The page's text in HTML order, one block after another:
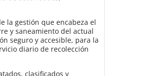
la gestión que encabeza el
y saneamiento del actual
seguro y accesible, para la
diario de recolección
clasificados y